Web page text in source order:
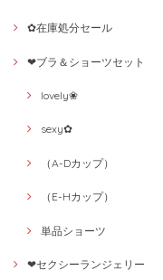
✿在庫処分セール
❤ブラ＆ショーツセット
lovely❀
sexy✿
（A-Dカップ）
（E-Hカップ）
単品ショーツ
❤セクシーランジェリー